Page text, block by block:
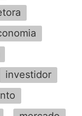
investidor